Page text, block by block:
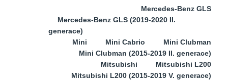
Mercedes-Benz GLS
Mercedes-Benz GLS (2019-2020 II.
generace)
Mini
Mini Cabrio
Mini Clubman
Mini Clubman (2015-2019 II. generace)
Mitsubishi
Mitsubishi L200
Mitsubishi L200 (2015-2019 V. generace)